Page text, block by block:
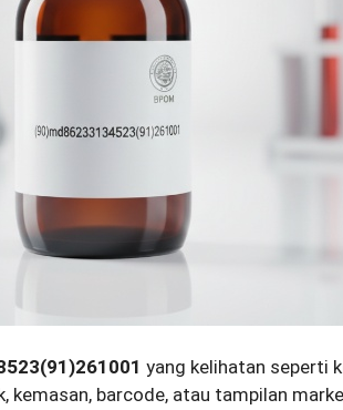
yang kelihatan seperti
kemasan, barcode, atau tampilan